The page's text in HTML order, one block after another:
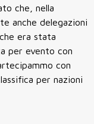
che, nella
anche delegazioni
che era stata
per evento con
con
per nazioni